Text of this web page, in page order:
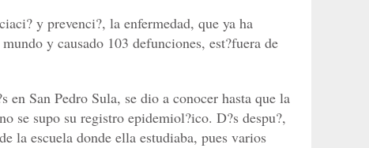
y prevenci?, la enfermedad, que ya ha
y causado 103 defunciones, est?fuera de
en San Pedro Sula, se dio a conocer hasta que la
se supo su registro epidemiol?ico. D?s despu?,
la escuela donde ella estudiaba, pues varios